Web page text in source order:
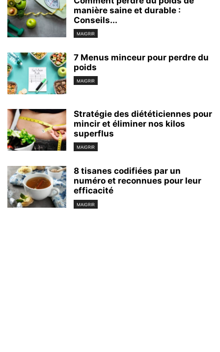
manière saine et durable :
Conseils...
MAIGRIR
7 Menus minceur pour perdre du
poids
MAIGRIR
Stratégie des diététiciennes pour
mincir et éliminer nos kilos
superflus
MAIGRIR
8 tisanes codifiées par un
numéro et reconnues pour leur
efficacité
MAIGRIR